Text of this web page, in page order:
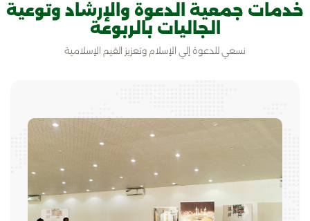
خدمات جمعية الدعوة والإرشاد وتوعية
الجاليات بالربوعة
نسعي للدعوة إلي الإسلام وتعزيز القيم الإسلامية